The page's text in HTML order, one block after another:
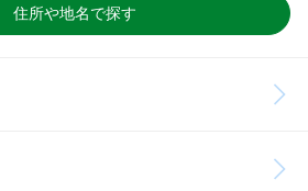
住所や地名で探す